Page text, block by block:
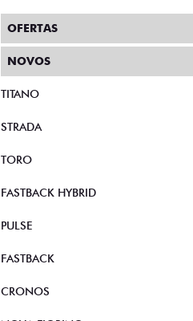
OFERTAS
NOVOS
TITANO
STRADA
TORO
FASTBACK HYBRID
PULSE
FASTBACK
CRONOS